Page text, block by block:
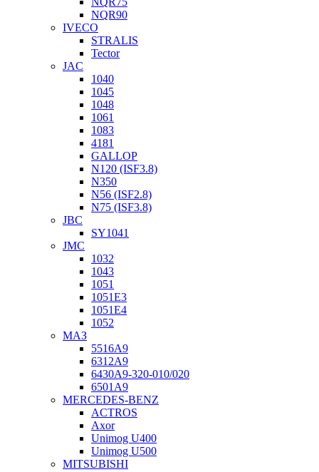
NQR90
IVECO
STRALIS
Tector
JAC
1040
1045
1048
1061
1083
4181
GALLOP
N120 (ISF3.8)
N350
N56 (ISF2.8)
N75 (ISF3.8)
JBC
SY1041
JMC
1032
1043
1051
1051Е3
1051Е4
1052
МАЗ
5516А9
6312А9
6430А9-320-010/020
6501А9
MERCEDES-BENZ
ACTROS
Axor
Unimog U400
Unimog U500
MITSUBISHI